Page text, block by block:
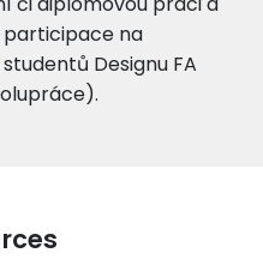
na
Designu FA